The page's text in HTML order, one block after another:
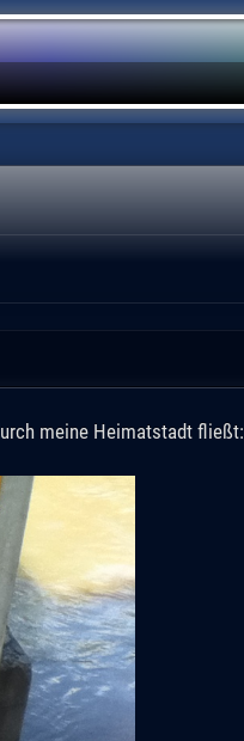
meine Heimatstadt fließt: